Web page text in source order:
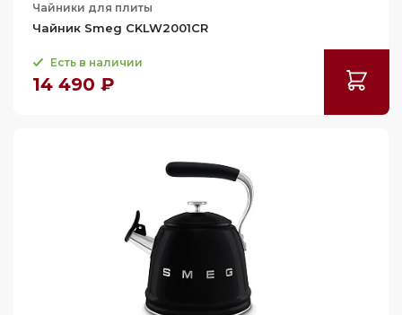
Чайники для плиты
Чайник Smeg CKLW2001CR
Есть в наличии
14 490 ₽